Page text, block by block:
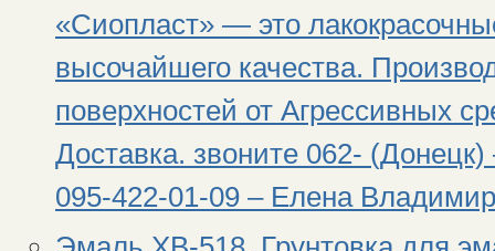
«Сиопласт» — это
высочайшего качества.
поверхностей от Агрессивных
Доставка. звоните 062-
095-422-01-09 – Елена